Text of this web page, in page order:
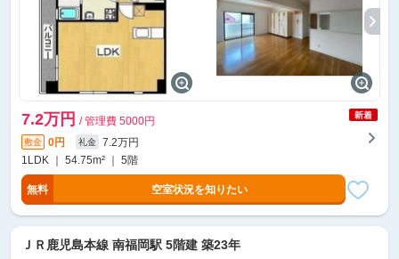
7.2万円 / 管理費 5000円
敷金 0円 礼金
7.2万円
1LDK ｜ 54.75m² ｜ 5階
無料 空室状況を知りたい
ＪＲ鹿児島本線 南福岡駅 5階建 築23年